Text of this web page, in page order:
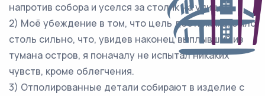
напротив собора и уселся за столик на улице.
2) Моё убеждение в том, что цель достижима, было
столь сильно, что, увидев наконец выплывший из
тумана остров, я поначалу не испытал никаких
чувств, кроме облегчения.
3) Отполированные детали собирают в изделие с